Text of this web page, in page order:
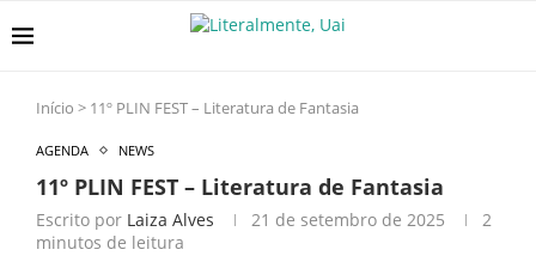
Início > 11º PLIN FEST – Literatura de Fantasia
AGENDA NEWS
11º PLIN FEST – Literatura de Fantasia
Escrito por Laiza Alves 21 de setembro de 2025
2
minutos de leitura